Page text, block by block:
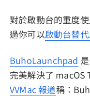
對於啟動台的重度
過你可以啟動台替
BuhoLaunchpad
完美解決了 macOS
VVMac 報道稱：